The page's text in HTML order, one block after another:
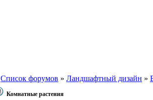
Список форумов » Ландшафтный дизайн »
Комнатные растения